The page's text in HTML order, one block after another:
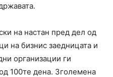
на настан пред дел од
на бизнис заедницата и
организации ги
100те дена. Зголемена